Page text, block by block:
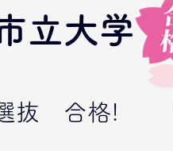
立大学
抜 合格!